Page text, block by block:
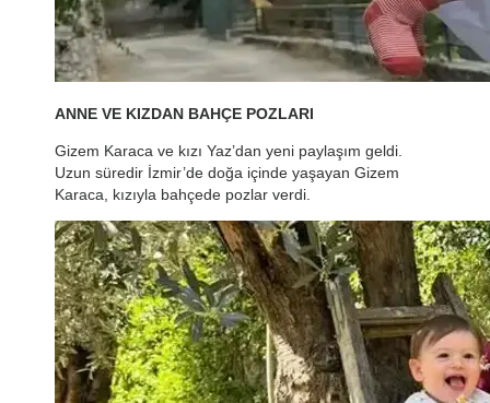
ANNE VE KIZDAN BAHÇE POZLARI
Gizem Karaca ve kızı Yaz’dan yeni paylaşım geldi.
Uzun süredir İzmir’de doğa içinde yaşayan Gizem
Karaca, kızıyla bahçede pozlar verdi.